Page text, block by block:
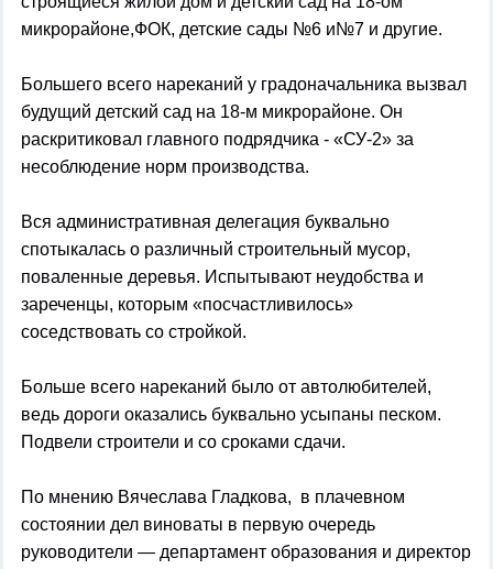
микрорайоне,ФОК, детские сады №6 и№7 и другие.
Большего всего нареканий у градоначальника вызвал
будущий детский сад на 18-м микрорайоне. Он
раскритиковал главного подрядчика - «СУ-2» за
несоблюдение норм производства.
Вся административная делегация буквально
спотыкалась о различный строительный мусор,
поваленные деревья. Испытывают неудобства и
зареченцы, которым «посчастливилось»
соседствовать со стройкой.
Больше всего нареканий было от автолюбителей,
ведь дороги оказались буквально усыпаны песком.
Подвели строители и со сроками сдачи.
По мнению Вячеслава Гладкова, в плачевном
состоянии дел виноваты в первую очередь
руководители — департамент образования и директор